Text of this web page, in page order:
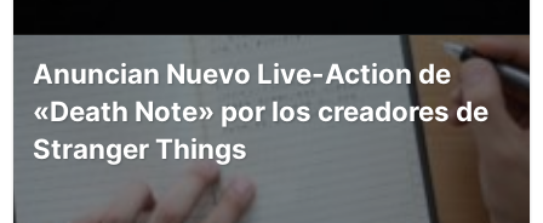
Anuncian Nuevo Live-Action de
«Death Note» por los creadores de
Stranger Things